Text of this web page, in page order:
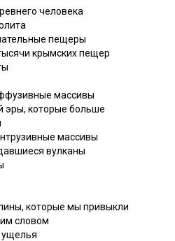
человека
пещеры
крымских пещер
массивы
эры, которые больше
массивы
вулканы
которые мы привыкли
словом
ущелья